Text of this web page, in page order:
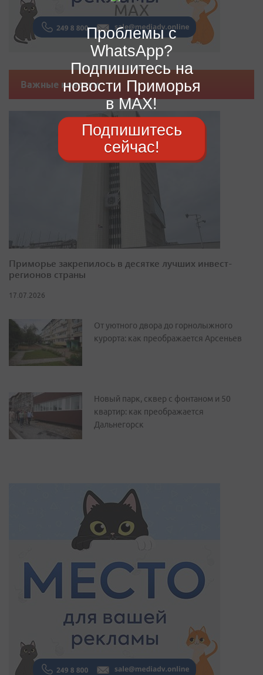
Важные новости
Приморье закрепилось в десятке лучших инвест-
регионов страны
17.07.2026
От уютного двора до горнолыжного
курорта: как преображается Арсеньев
Новый парк, сквер с фонтаном и 50
квартир: как преображается
Дальнегорск
Проблемы с
WhatsApp?
Подпишитесь на
новости Приморья
в MAX!
Подпишитесь
сейчас!